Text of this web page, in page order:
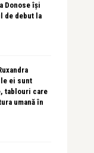
Donose își
de debut la
ei sunt
tablouri care
umană în